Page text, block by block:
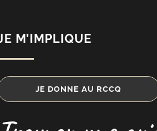
M’IMPLIQUE
JE DONNE AU RCCQ